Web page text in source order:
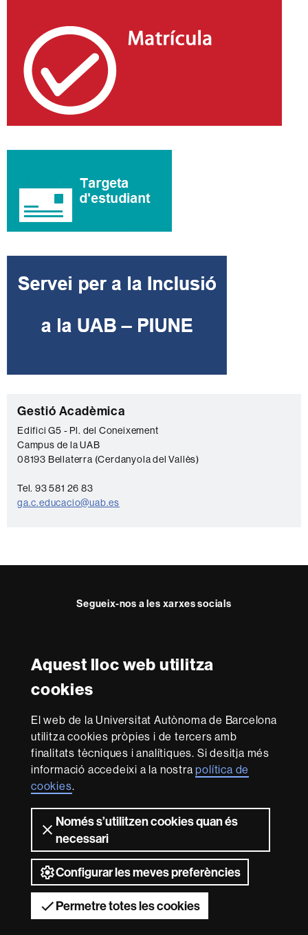
Aquest lloc web utilitza
cookies
El web de la Universitat Autònoma de Barcelona
utilitza cookies pròpies i de tercers amb
finalitats tècniques i analítiques. Si desitja més
informació accedeixi a la nostrapolítica de
cookies.
Només s’utilitzen cookies quan és
necessari
Configurar les meves preferències
Permetre totes les cookies
C
o
n
a
c
Gestió Acadèmica
Edifici G5 - Pl. del Coneixement
Campus de la UAB
08193 Bellaterra (Cerdanyola del Vallès)
Tel. 93 581 26 83
ga.c.educacio@uab.es
Segueix-nos a les xarxes socials
Reconeixement internacional de l'excel·lència
in
Research
-
Euraxess
Amb el finançament de
Sobre
aquest
web
Avís legal
web Accessibilitat web Mapa del web UAB
2026 Universitat Autònoma de Barcelona